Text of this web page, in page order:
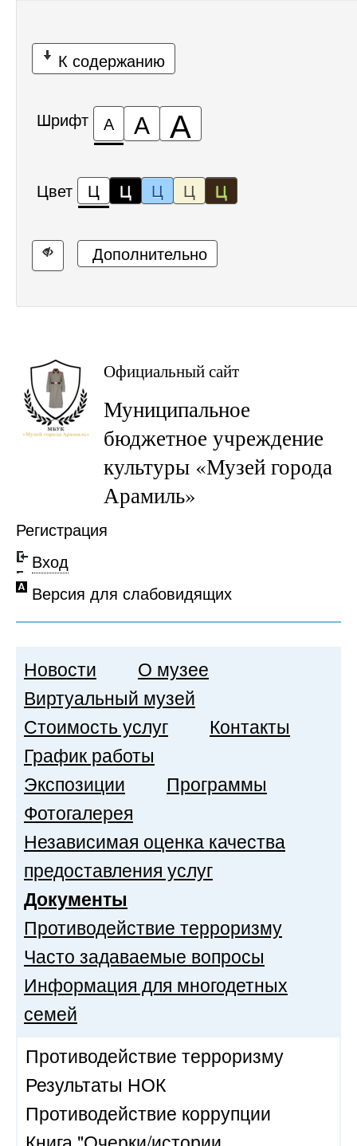
К содержанию
Шрифт А А А
Цвет Ц Ц Ц Ц Ц
Дополнительно
Официальный сайт
Муниципальное
бюджетное учреждение
культуры «Музей города
Арамиль»
Регистрация
Вход
Версия для слабовидящих
Новости
О музее
Виртуальный музей
Стоимость услуг
Контакты
График работы
Экспозиции
Программы
Фотогалерея
Независимая оценка качества
предоставления услуг
Документы
Противодействие терроризму
Часто задаваемые вопросы
Информация для многодетных
семей
Противодействие терроризму
Результаты НОК
Противодействие коррупции